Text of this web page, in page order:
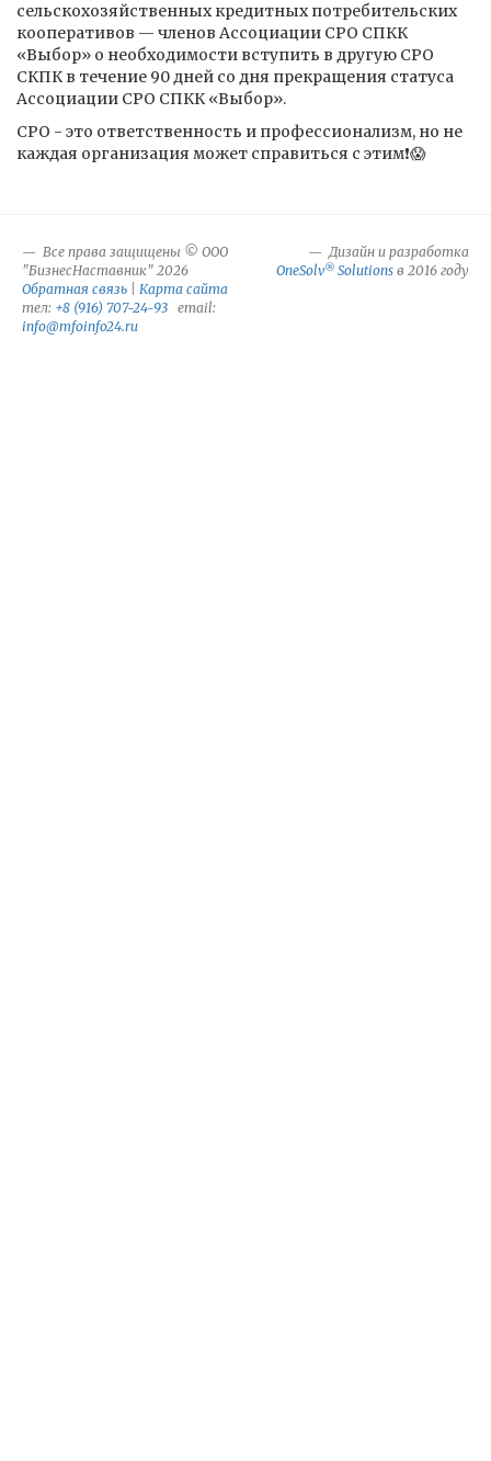
сельскохозяйственных кредитных потребительских
кооперативов — членов Ассоциации СРО СПКК
«Выбор» о необходимости вступить в другую СРО
СКПК в течение 90 дней со дня прекращения статуса
Ассоциации СРО СПКК «Выбор».
СРО - это ответственность и профессионализм, но не
каждая организация может справиться с этим❗️😱
Все права защищены © ООО
"БизнесНаставник" 2026
Обратная связь
Карта сайта
тел: +8 (916) 707-24-93 email:
info@mfoinfo24.ru
Дизайн и разработка
OneSolv® Solutions в 2016 году